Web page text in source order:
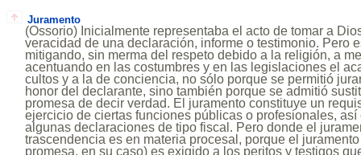
Juramento
(Ossorio) Inicialmente representaba el acto de tomar a
veracidad de una declaración, informe o testimonio. Pero
mitigando, sin merma del respeto debido a la religión, a
acentuando en las costumbres y en las legislaciones el
cultos y a la de conciencia, no sólo porque se permitió
honor del declarante, sino también porque se admitió
promesa de decir verdad. El juramento constituye un
ejercicio de ciertas funciones públicas o profesionales, así
algunas declaraciones de tipo fiscal. Pero donde el
trascendencia es en materia procesal, porque el
promesa, en su caso) es exigido a los peritos y testigos